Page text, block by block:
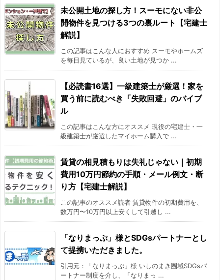
未公開土地の探し方！スーモにない非公
開物件を見つける3つの裏ルート【宅建士
解説】
この記事はこんな人におすすめ スーモやホームズ
を毎日見ているが、良い土地が見つか ...
【必読書16選】一級建築士が厳選！家を
買う前に読むべき「失敗回避」のバイブ
ル
この記事はこんな方にオススメ 現役の宅建士・一
級建築士が厳選したマイホーム購入で ...
賃貸の相見積もりは失礼じゃない｜初期
費用10万円節約の手順・メール例文・断
り方【宅建士解説】
この記事のオススメ読者 賃貸物件の初期費用を、
数万円〜10万円以上安くして引越し ...
「なりまっぷ」様とSDGsパートナーとし
て提携いただきました。
引用元：「なりまっぷ」様 いしのまき圏域SDGsパ
ートナー制度を介し、「なりまっ ...